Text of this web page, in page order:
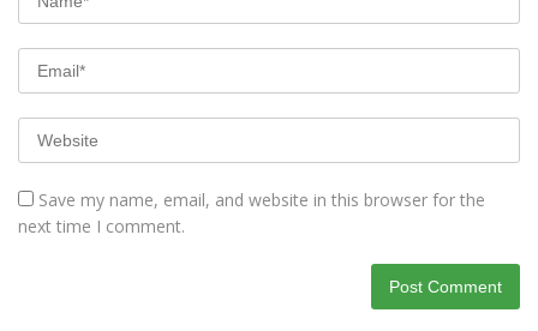
Save my name, email, and website in this browser for the
next time I comment.